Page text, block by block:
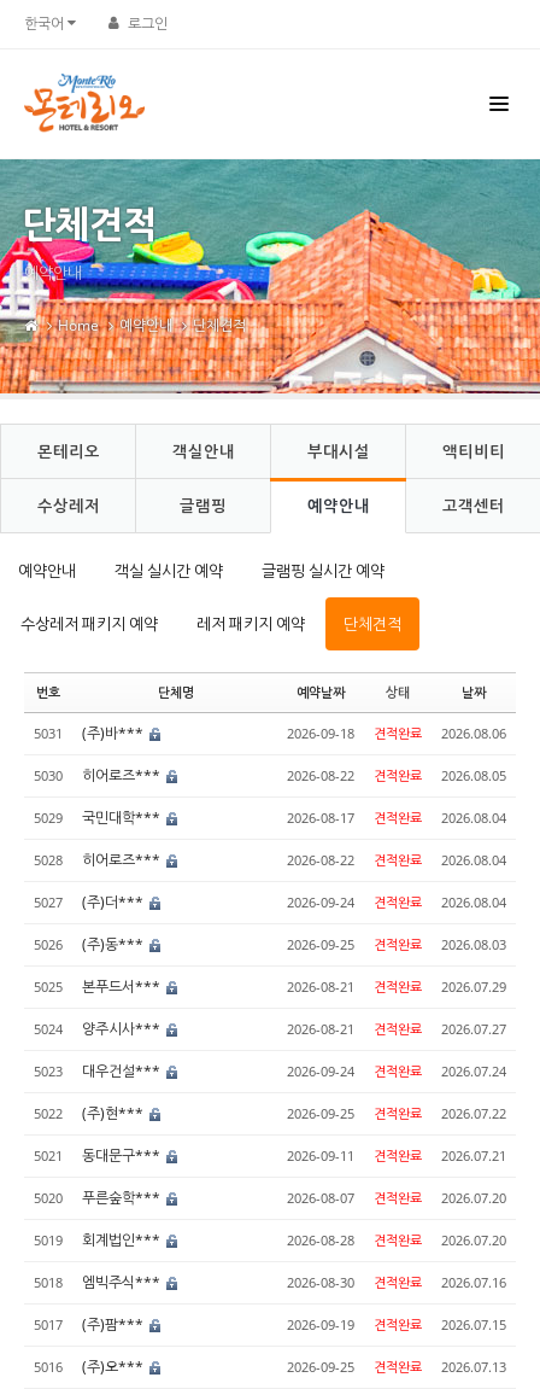
한국어 로그인
단체견적
예약안내
Home 예약안내 단체견적
몬테리오 객실안내 부대시설 액티비티
수상레저 글램핑 예약안내 고객센터
예약안내 객실 실시간 예약 글램핑 실시간 예약
수상레저 패키지 예약 레저 패키지 예약 단체견적
번호 단체명 예약날짜 상태 날짜
5031 (주)바*** 2026-09-18 견적완료 2026.08.06
5030 히어로즈*** 2026-08-22 견적완료 2026.08.05
5029 국민대학*** 2026-08-17 견적완료 2026.08.04
5028 히어로즈*** 2026-08-22 견적완료 2026.08.04
5027 (주)더*** 2026-09-24 견적완료 2026.08.04
5026 (주)동*** 2026-09-25 견적완료 2026.08.03
5025 본푸드서*** 2026-08-21 견적완료 2026.07.29
5024 양주시사*** 2026-08-21 견적완료 2026.07.27
5023 대우건설*** 2026-09-24 견적완료 2026.07.24
5022 (주)현*** 2026-09-25 견적완료 2026.07.22
5021 동대문구*** 2026-09-11 견적완료 2026.07.21
5020 푸른숲학*** 2026-08-07 견적완료 2026.07.20
5019 회계법인*** 2026-08-28 견적완료 2026.07.20
5018 엠빅주식*** 2026-08-30 견적완료 2026.07.16
5017 (주)팜*** 2026-09-19 견적완료 2026.07.15
5016 (주)오*** 2026-09-25 견적완료 2026.07.13
Sketchbook5, 스케치북5